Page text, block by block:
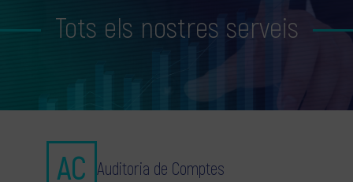
Tots els nostres serveis
Auditoria de Comptes